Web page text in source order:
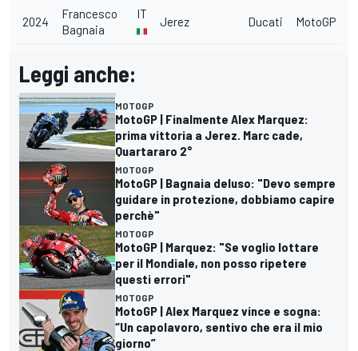
2024
Francesco
Bagnaia
IT
Jerez Ducati MotoGP
Leggi anche:
MOTOGP
MotoGP | Finalmente Alex Marquez:
prima vittoria a Jerez. Marc cade,
Quartararo 2°
MOTOGP
MotoGP | Bagnaia deluso: "Devo sempre
guidare in protezione, dobbiamo capire
perchè"
MOTOGP
MotoGP | Marquez: "Se voglio lottare
per il Mondiale, non posso ripetere
questi errori"
MOTOGP
MotoGP | Alex Marquez vince e sogna:
“Un capolavoro, sentivo che era il mio
giorno”